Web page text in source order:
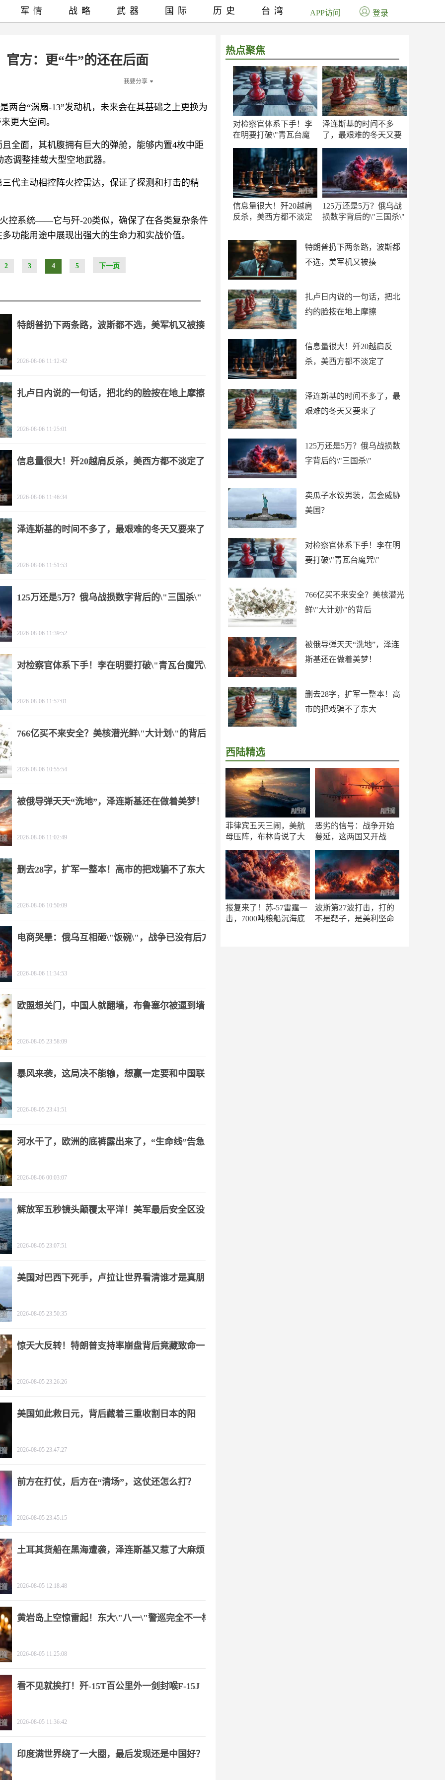
官方：更“牛”的还在后面
我要分享
两台“涡扇-13”发动机，未来会在其基础之上更换为
更大空间。
全面，其机腹拥有巨大的弹舱，能够内置4枚中距
调整挂载大型空地武器。
代主动相控阵火控雷达，保证了探测和打击的精
控系统——它与歼-20类似，确保了在各类复杂条件
功能用途中展现出强大的生命力和实战价值。
2 3 4 5 下一页
热点聚焦
对检察官体系下手！李
在明要打破\"青瓦台魔
泽连斯基的时间不多
了，最艰难的冬天又要
信息量很大！歼20越肩
反杀，美西方都不淡定
125万还是5万？俄乌战
损数字背后的\"三国杀\"
特朗普扔下两条路，波斯都
不选，美军机又被揍
扎卢日内说的一句话，把北
约的脸按在地上摩擦
信息量很大！歼20越肩反
杀，美西方都不淡定了
泽连斯基的时间不多了，最
艰难的冬天又要来了
125万还是5万？俄乌战损数
字背后的\"三国杀\"
卖瓜子水饺男装，怎会威胁
美国？
对检察官体系下手！李在明
要打破\"青瓦台魔咒\"
766亿买不来安全？美核潜光
鲜\"大计划\"的背后
被俄导弹天天“洗地”，泽连
斯基还在做着美梦！
删去28字，扩军一整本！高
市的把戏骗不了东大
西陆精选
菲律宾五天三闹，美航
母压阵，布林肯说了大
恶劣的信号：战争开始
蔓延，这两国又开战
报复来了！苏-57雷霆一
击，7000吨粮船沉海底
波斯第27波打击，打的
不是靶子，是美利坚命
军情 战略 武器 国际 历史 台湾 APP访问 登录
特朗普扔下两条路，波斯都不选，美军机又被揍
2026-08-06 11:12:42
扎卢日内说的一句话，把北约的脸按在地上摩擦
2026-08-06 11:25:01
信息量很大！歼20越肩反杀，美西方都不淡定了
2026-08-06 11:46:34
泽连斯基的时间不多了，最艰难的冬天又要来了
2026-08-06 11:51:53
125万还是5万？俄乌战损数字背后的\"三国杀\"
2026-08-06 11:39:52
对检察官体系下手！李在明要打破\"青瓦台魔咒\"
2026-08-06 11:57:01
766亿买不来安全？美核潜光鲜\"大计划\"的背后
2026-08-06 10:55:54
被俄导弹天天“洗地”，泽连斯基还在做着美梦！
2026-08-06 11:02:49
删去28字，扩军一整本！高市的把戏骗不了东大
2026-08-06 10:50:09
电商哭晕：俄乌互相砸\"饭碗\"，战争已没有后方
2026-08-06 11:34:53
欧盟想关门，中国人就翻墙，布鲁塞尔被逼到墙
2026-08-05 23:58:09
暴风来袭，这局决不能输，想赢一定要和中国联
2026-08-05 23:41:51
河水干了，欧洲的底裤露出来了，“生命线”告急
2026-08-06 00:03:07
解放军五秒镜头颠覆太平洋！美军最后安全区没
2026-08-05 23:07:51
美国对巴西下死手，卢拉让世界看清谁才是真朋
2026-08-05 23:50:35
惊天大反转！特朗普支持率崩盘背后竟藏致命一
2026-08-05 23:26:26
美国如此救日元，背后藏着三重收割日本的阳
2026-08-05 23:47:27
前方在打仗，后方在“清场”，这仗还怎么打？
2026-08-05 23:45:15
土耳其货船在黑海遭袭，泽连斯基又惹了大麻烦
2026-08-05 12:18:48
黄岩岛上空惊雷起！东大\"八一\"警巡完全不一样
2026-08-05 11:25:08
看不见就挨打！歼-15T百公里外一剑封喉F-15J
2026-08-05 11:36:42
印度满世界绕了一大圈，最后发现还是中国好？